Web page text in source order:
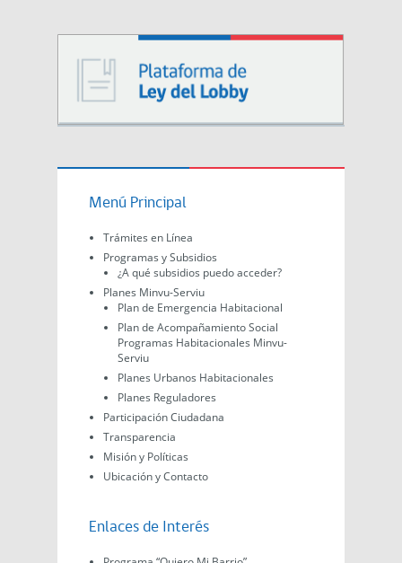
Menú Principal
Trámites en Línea
Programas y Subsidios
¿A qué subsidios puedo acceder?
Planes Minvu-Serviu
Plan de Emergencia Habitacional
Plan de Acompañamiento Social
Programas Habitacionales Minvu-
Serviu
Planes Urbanos Habitacionales
Planes Reguladores
Participación Ciudadana
Transparencia
Misión y Políticas
Ubicación y Contacto
Enlaces de Interés